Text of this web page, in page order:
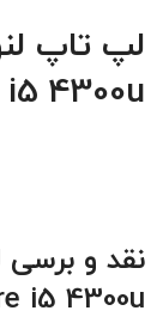
4300u
نقد و برسی
i5 4300u